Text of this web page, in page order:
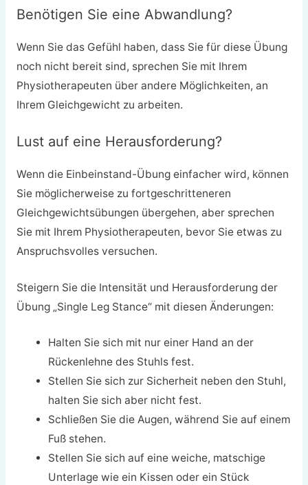
Benötigen Sie eine Abwandlung?
Wenn Sie das Gefühl haben, dass Sie für diese Übung
noch nicht bereit sind, sprechen Sie mit Ihrem
Physiotherapeuten über andere Möglichkeiten, an
Ihrem Gleichgewicht zu arbeiten.
Lust auf eine Herausforderung?
Wenn die Einbeinstand-Übung einfacher wird, können
Sie möglicherweise zu fortgeschritteneren
Gleichgewichtsübungen übergehen, aber sprechen
Sie mit Ihrem Physiotherapeuten, bevor Sie etwas zu
Anspruchsvolles versuchen.
Steigern Sie die Intensität und Herausforderung der
Übung „Single Leg Stance“ mit diesen Änderungen:
Halten Sie sich mit nur einer Hand an der
Rückenlehne des Stuhls fest.
Stellen Sie sich zur Sicherheit neben den Stuhl,
halten Sie sich aber nicht fest.
Schließen Sie die Augen, während Sie auf einem
Fuß stehen.
Stellen Sie sich auf eine weiche, matschige
Unterlage wie ein Kissen oder ein Stück